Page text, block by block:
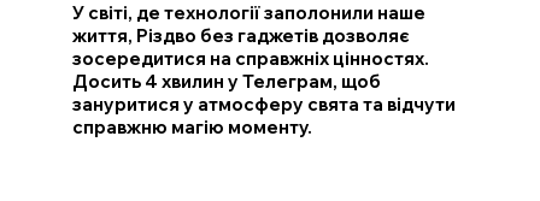
У світі, де технології заполонили наше
життя, Різдво без гаджетів дозволяє
зосередитися на справжніх цінностях.
Досить 4 хвилин у Телеграм, щоб
зануритися у атмосферу свята та відчути
справжню магію моменту.